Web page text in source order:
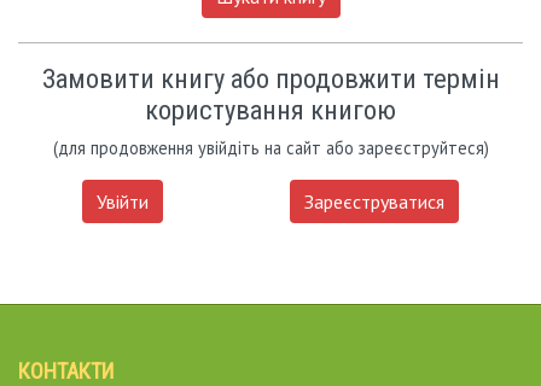
Замовити книгу або продовжити термін
користування книгою
(для продовження увійдіть на сайт або зареєструйтеся)
Увійти Зареєструватися
КОНТАКТИ